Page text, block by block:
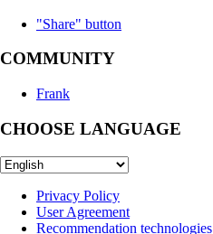
"Share" button
COMMUNITY
Frank
CHOOSE LANGUAGE
Privacy Policy
User Agreement
Recommendation technologies